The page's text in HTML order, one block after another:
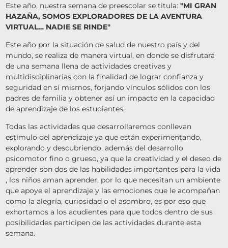
Este año, nuestra semana de preescolar se titula: "MI GRAN
HAZAÑA, SOMOS EXPLORADORES DE LA AVENTURA
VIRTUAL… NADIE SE RINDE"
Este año por la situación de salud de nuestro país y del
mundo, se realiza de manera virtual, en donde se disfrutará
de una semana llena de actividades creativas y
multidisciplinarias con la finalidad de lograr confianza y
seguridad en sí mismos, forjando vínculos sólidos con los
padres de familia y obtener así un impacto en la capacidad
de aprendizaje de los estudiantes.
Todas las actividades que desarrollaremos conllevan
estímulo del aprendizaje ya que están experimentando,
explorando y descubriendo, además del desarrollo
psicomotor fino o grueso, ya que la creatividad y el deseo de
aprender son dos de las habilidades importantes para la vida
, los niños aman aprender, por lo que necesitan un ambiente
que apoye el aprendizaje y las emociones que le acompañan
como la alegría, curiosidad o el asombro, es por eso que
exhortamos a los acudientes para que todos dentro de sus
posibilidades participen de las actividades durante esta
semana.